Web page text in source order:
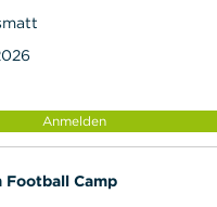
Anmelden
Football Camp